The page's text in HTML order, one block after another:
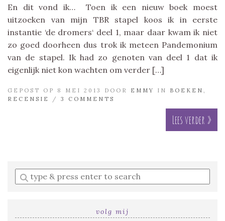
En dit vond ik… Toen ik een nieuw boek moest
uitzoeken van mijn TBR stapel koos ik in eerste
instantie ‘de dromers‘ deel 1, maar daar kwam ik niet
zo goed doorheen dus trok ik meteen Pandemonium
van de stapel. Ik had zo genoten van deel 1 dat ik
eigenlijk niet kon wachten om verder […]
GEPOST OP 8 MEI 2013 DOOR EMMY IN BOEKEN
RECENSIE
/ 3 COMMENTS
Lees verder »
Enter
a
volg mij